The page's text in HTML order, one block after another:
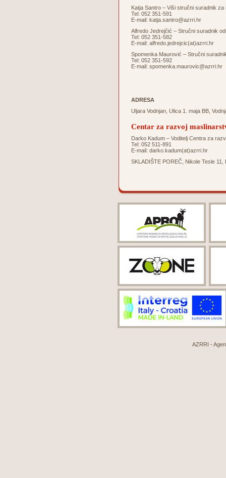
Katja Santro – Viši stručni suradnik
Tel: 052 351-591
E-mail: katja.santro@azrri.hr
Alfredo Jedrejčić – Stručni suradnik
Tel: 052 351-582
E-mail: alfredo.jedrejcic(at)azrri.hr
Spomenka Maurović – Stručni
Tel: 052 351-592
E-mail: spomenka.maurovic@azrri.hr
ADRESA
Uljara Vodnjan, Ulica 1. maja BB,
Centar za razvoj
Darko Kadum – Voditelj Centra za
Tel: 052 511-891
E-mail: darko.kadum(at)azrri.hr
SKLADIŠTE POREČ, Nikole Tesle 11,
AZRRI -